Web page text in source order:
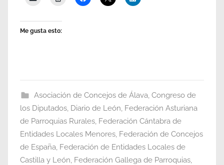
Me gusta esto:
Asociación de Concejos de Álava, Congreso de
los Diputados, Diario de León, Federación Asturiana
de Parroquias Rurales, Federación Cántabra de
Entidades Locales Menores, Federación de Concejos
de España, Federación de Entidades Locales de
Castilla y León, Federación Gallega de Parroquias,